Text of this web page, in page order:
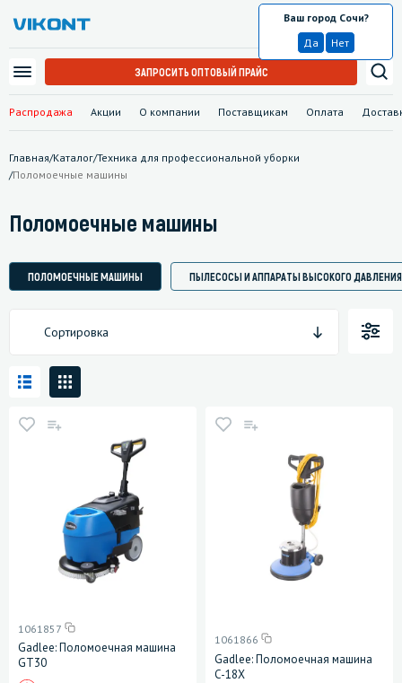
Распродажа Акции О компании Поставщикам Оплата
Ваш город Сочи?
Да
Нет
ЗАПРОСИТЬ ОПТОВЫЙ ПРАЙС
Главная/Каталог/Техника для профессиональной уборки
/Поломоечные машины
Поломоечные машины
ПОЛОМОЕЧНЫЕ МАШИНЫ ПЫЛЕСОСЫ И АППАРАТЫ ВЫСОКОГО ДАВЛЕНИЯ
Сортировка
1061857
Gadlee: Поломоечная машина
GT30
1061866
Gadlee: Поломоечная машина
C-18X